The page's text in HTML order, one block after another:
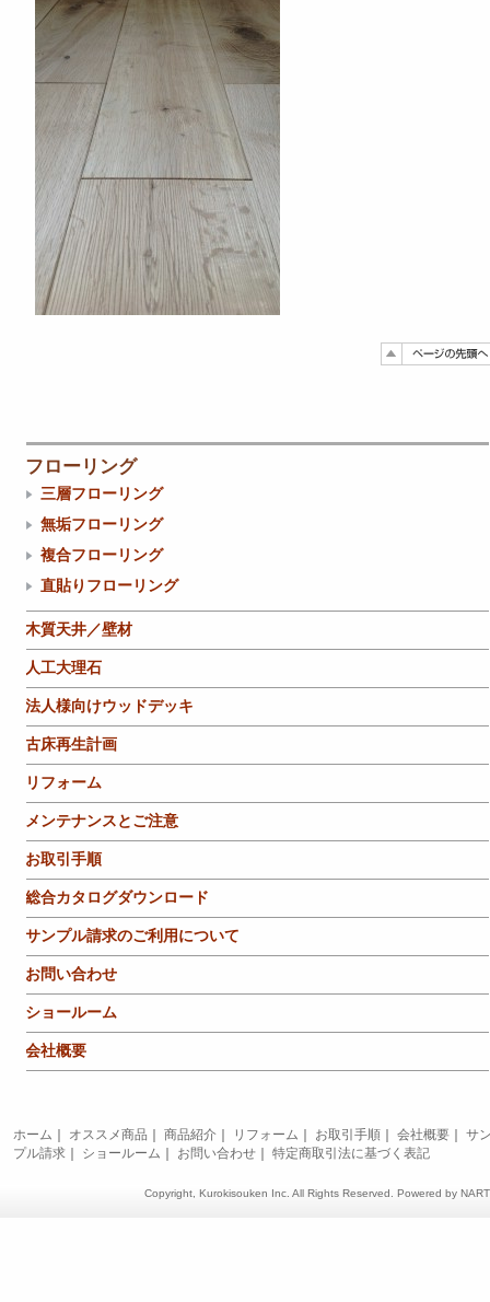
フローリング
三層フローリング
無垢フローリング
複合フローリング
直貼りフローリング
木質天井／壁材
人工大理石
法人様向けウッドデッキ
古床再生計画
リフォーム
メンテナンスとご注意
お取引手順
総合カタログダウンロード
サンプル請求のご利用について
お問い合わせ
ショールーム
会社概要
ホーム オススメ商品 商品紹介｜ リフォーム お取引手順｜ 会社概要｜
サ
プル請求｜ ショールーム お問い合わせ｜ 特定商取引法に基づく表記
Copyright, Kurokisouken Inc. All Rights Reserved. Powered by